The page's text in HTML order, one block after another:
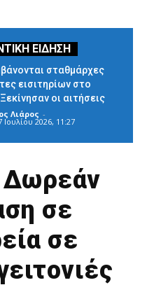
σταθμάρχες
εισιτηρίων στο
οι αιτήσεις
Λιάρος -
2026, 11:27
σε
σε